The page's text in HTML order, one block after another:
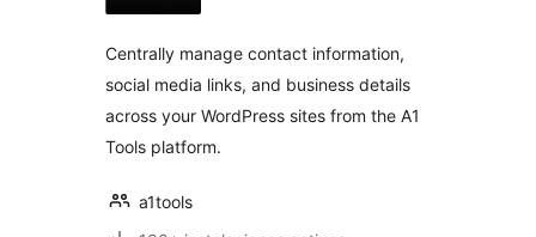
Centrally manage contact information,
social media links, and business details
across your WordPress sites from the A1
Tools platform.
a1tools